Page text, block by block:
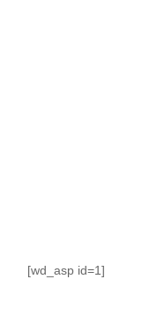
[wd_asp id=1]